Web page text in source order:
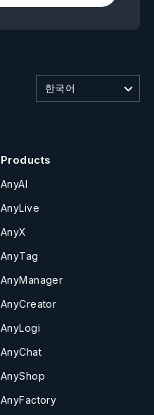
한국어
Products
AnyAI
AnyLive
AnyX
AnyTag
AnyManager
AnyCreator
AnyLogi
AnyChat
AnyShop
AnyFactory